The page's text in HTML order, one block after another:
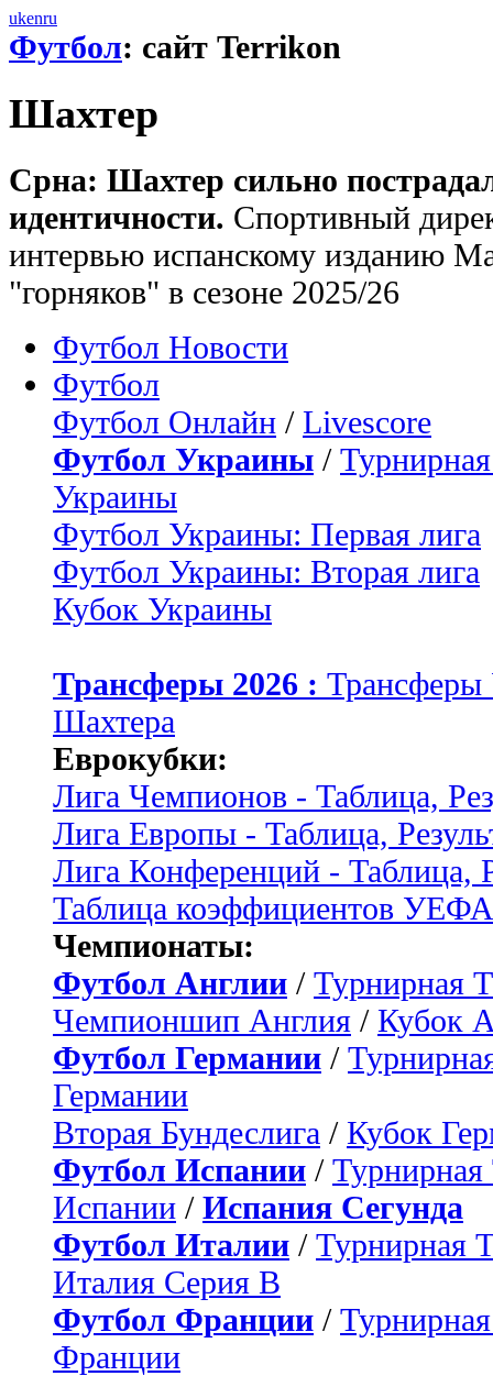
ukenru
Футбол: сайт Terrikon
Шахтер
Срна: Шахтер сильно
идентичности. Спортивный
интервью испанскому изданию
"горняков" в сезоне 2025/26
Футбол Новости
Футбол
Футбол Онлайн / Livescore
Футбол Украины /
Украины
Футбол Украины: Первая лига
Футбол Украины: Вторая лига
Кубок Украины
Трансферы 2026 :
Шахтера
Еврокубки:
Лига Чемпионов - Таблица,
Лига Европы - Таблица,
Лига Конференций - Таблица,
Таблица коэффициентов УЕФА
Чемпионаты:
Футбол Англии / Турнирная
Чемпионшип Англия / Кубок
Футбол Германии /
Германии
Вторая Бундеслига / Кубок
Футбол Испании / Турнирная
Испании / Испания Сегунда
Футбол Италии / Турнирная
Италия Серия B
Футбол Франции /
Франции